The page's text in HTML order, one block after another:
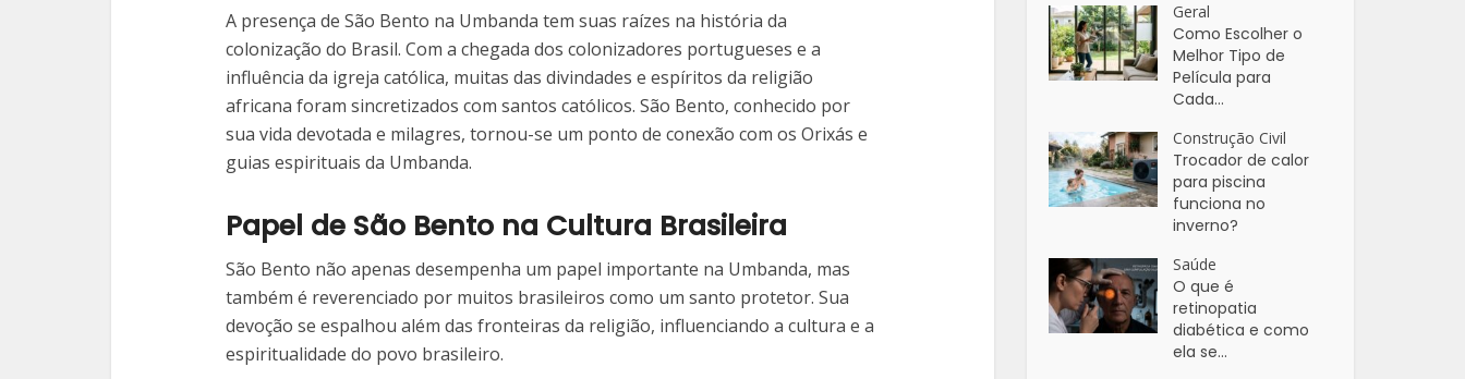
A presença de São Bento na Umbanda tem suas raízes na história da
colonização do Brasil. Com a chegada dos colonizadores portugueses e a
influência da igreja católica, muitas das divindades e espíritos da religião
africana foram sincretizados com santos católicos. São Bento, conhecido por
sua vida devotada e milagres, tornou-se um ponto de conexão com os Orixás e
guias espirituais da Umbanda.
Papel de São Bento na Cultura Brasileira
São Bento não apenas desempenha um papel importante na Umbanda, mas
também é reverenciado por muitos brasileiros como um santo protetor. Sua
devoção se espalhou além das fronteiras da religião, influenciando a cultura e a
espiritualidade do povo brasileiro.
Geral
Como Escolher o
Melhor Tipo de
Película para
Cada...
Construção Civil
Trocador de calor
para piscina
funciona no
inverno?
Saúde
O que é
retinopatia
diabética e como
ela se...